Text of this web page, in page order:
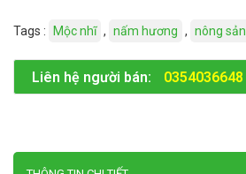
Tags : Mộc nhĩ , nấm hương , nông sản
Liên hệ người bán: 0354036648